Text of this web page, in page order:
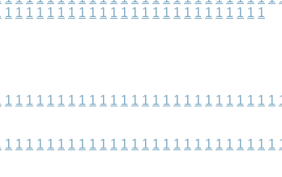
1 1 1 1 1 1 1 1 1 1 1 1 1 1 1 1 1 1 1 1 1 1 1 1 1
1 1 1 1 1 1 1 1 1 1 1 1 1 1 1 1 1 1 1 1 1 1 1 1 1 1
1 1 1 1 1 1 1 1 1 1 1 1 1 1 1 1 1 1 1 1 1 1 1 1 1 1